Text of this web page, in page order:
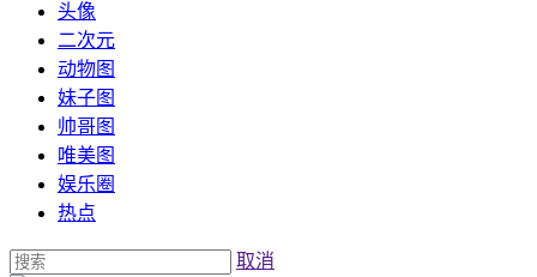
头像
二次元
动物图
妹子图
帅哥图
唯美图
娱乐圈
热点
取消